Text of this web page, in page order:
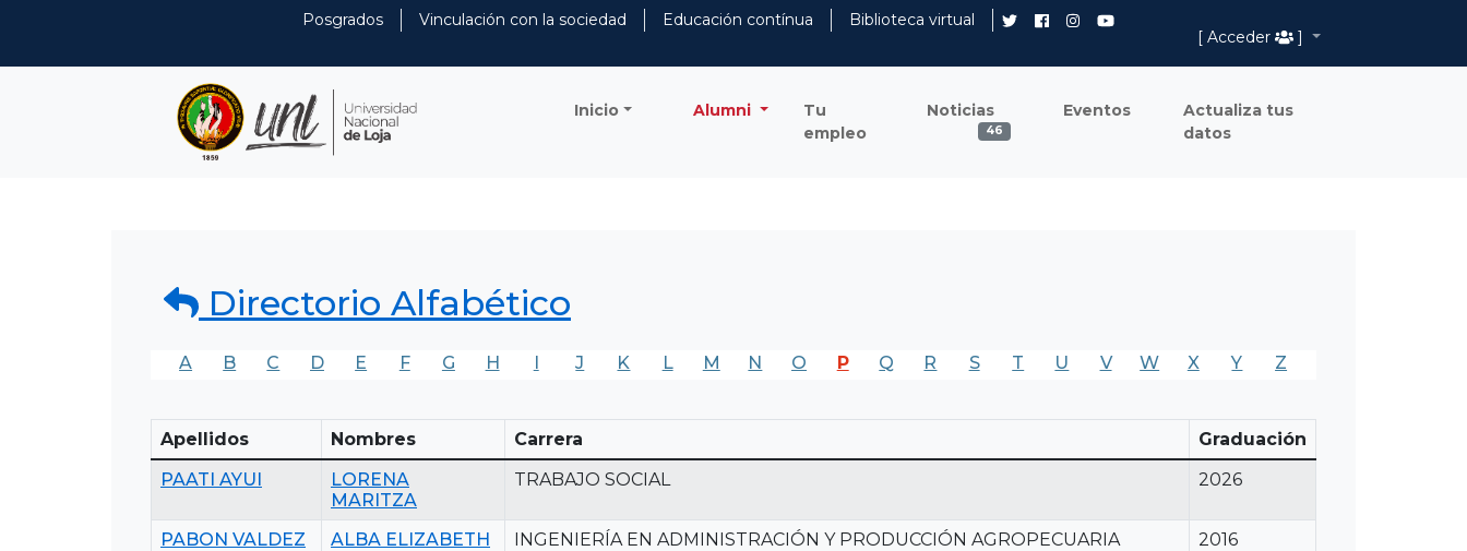
Posgrados Vinculación con la sociedad Educación contínua
Biblioteca virtual
[ Acceder
]
Inicio Alumni
Tu
empleo
Noticias
46
Eventos
Actualiza tus
datos
Directorio Alfabético
A B C D E F G H I J K L M N O P Q R S T U V W X Y Z
Apellidos Nombres Carrera
Graduación
PAATI AYUI
LORENA
MARITZA
TRABAJO SOCIAL 2026
PABON VALDEZ ALBA ELIZABETH INGENIERÍA EN ADMINISTRACIÓN Y PRODUCCIÓN AGROPECUARIA
2016